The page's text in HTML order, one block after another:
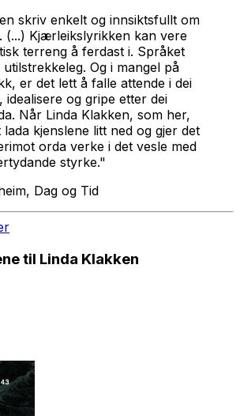
skriv enkelt og innsiktsfullt om
(...) Kjærleikslyrikken kan vere
terreng å ferdast i. Språket
Og i mangel på
er det lett å falle attende i dei
idealisere og gripe etter dei
Når Linda Klakken, som her,
kjenslene litt ned og gjer det
orda verke i det vesle med
styrke."
Dag og Tid
til Linda Klakken